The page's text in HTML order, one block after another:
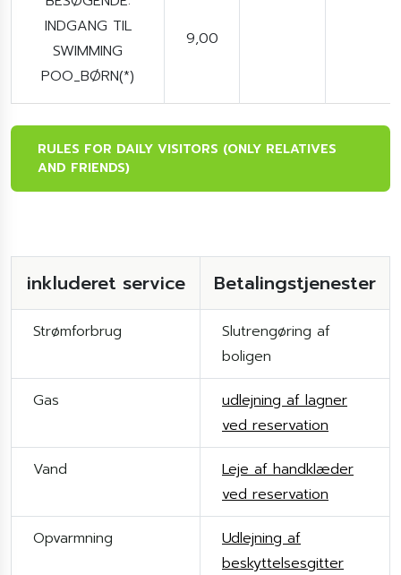
INDGANG TIL
SWIMMING
POO_BØRN(*)
9,00
RULES FOR DAILY VISITORS (ONLY RELATIVES
AND FRIENDS)
inkluderet service Betalingstjenester
Strømforbrug
Slutrengøring af
boligen
Gas
udlejning af lagner
ved reservation
Vand
Leje af handklæder
ved reservation
Opvarmning
Udlejning af
beskyttelsesgitter